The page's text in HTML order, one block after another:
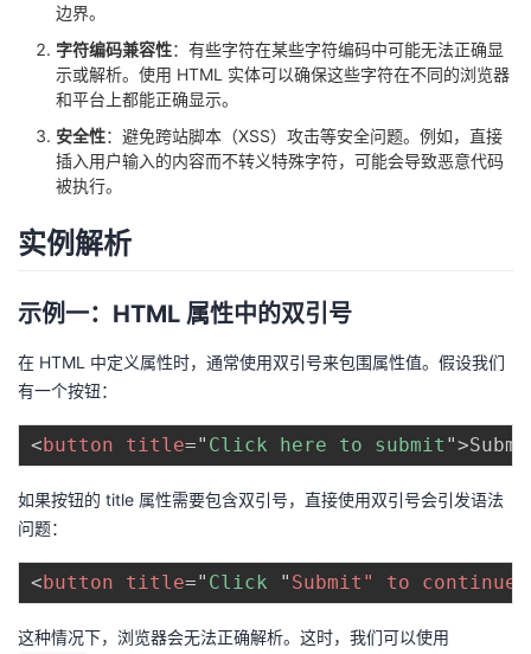
我
的
课
程
我
的
认
证
我
的
实
验
我
的
收
我
的
技
术
支
持
我
的
云
声
建
议
边界。
字符编码兼容性：有些字符在某些字符编码中可能无法正确显
示或解析。使用 HTML 实体可以确保这些字符在不同的浏览器
和平台上都能正确显示。
安全性：避免跨站脚本（XSS）攻击等安全问题。例如，直接
插入用户输入的内容而不转义特殊字符，可能会导致恶意代码
被执行。
实例解析
示例一：HTML 属性中的双引号
在 HTML 中定义属性时，通常使用双引号来包围属性值。假设我们
有一个按钮：
< button title=" Click here to submit ">
如果按钮的 title 属性需要包含双引号，直接使用双引号会引发语法
问题：
< button title=" Click " Submit" to continue"
这种情况下，浏览器会无法正确解析。这时，我们可以使用